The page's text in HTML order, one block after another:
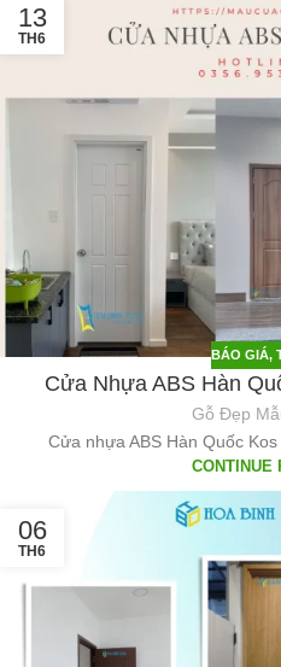
13
TH6
BÁO GIÁ,
Cửa Nhựa ABS Hàn
Gỗ Đẹp
Cửa nhựa ABS Hàn Quốc
CONTINUE
06
TH6